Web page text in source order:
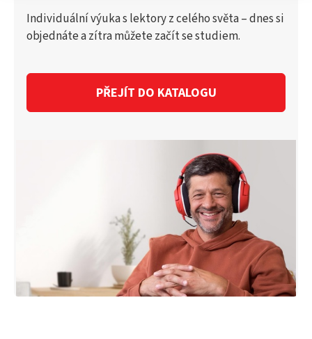
Individuální výuka s lektory z celého světa – dnes si
objednáte a zítra můžete začít se studiem.
PŘEJÍT DO KATALOGU